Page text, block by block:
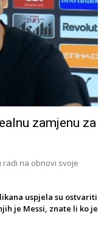
zamjenu za
radi na obnovi svoje
uspjela su ostvariti
je Messi, znate li ko je